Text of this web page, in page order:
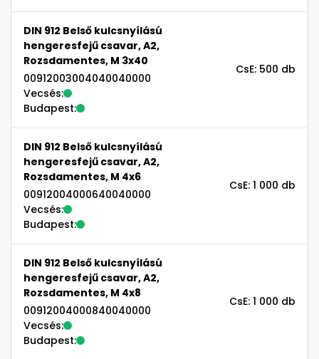
DIN 912 Belső kulcsnyílású
hengeresfejű csavar, A2,
Rozsdamentes, M 3x40
00912003004040040000
Vecsés:
Budapest:
CsE: 500 db
DIN 912 Belső kulcsnyílású
hengeresfejű csavar, A2,
Rozsdamentes, M 4x6
00912004000640040000
Vecsés:
Budapest:
CsE: 1 000 db
DIN 912 Belső kulcsnyílású
hengeresfejű csavar, A2,
Rozsdamentes, M 4x8
00912004000840040000
Vecsés:
Budapest:
CsE: 1 000 db